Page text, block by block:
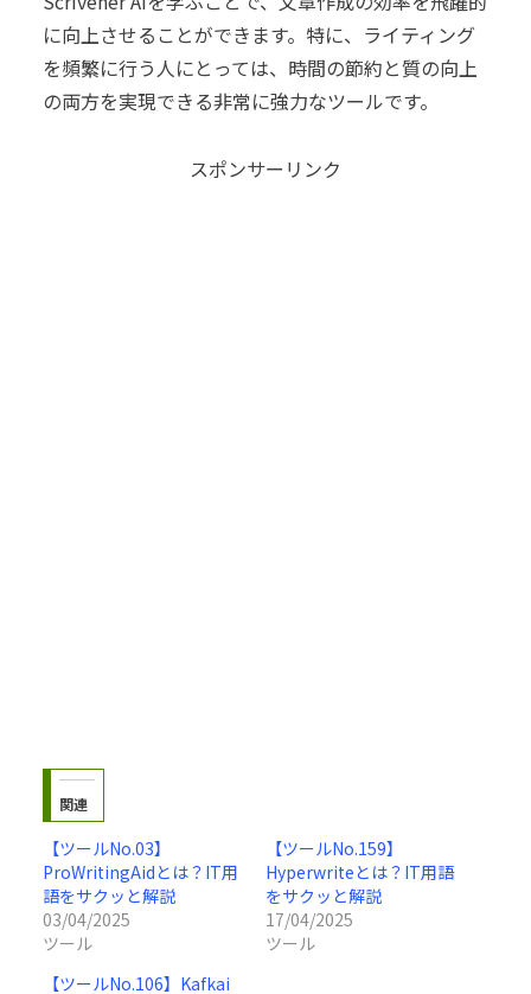
に向上させることができます。特に、ライティング
を頻繁に行う人にとっては、時間の節約と質の向上
の両方を実現できる非常に強力なツールです。
スポンサーリンク
関連
【ツールNo.03】
ProWritingAidとは？IT用
語をサクッと解説
03/04/2025
ツール
【ツールNo.159】
Hyperwriteとは？IT用語
をサクッと解説
17/04/2025
ツール
【ツールNo.106】Kafkai